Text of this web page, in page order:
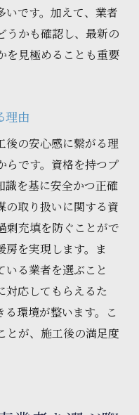
いです。加えて、業者
うかも確認し、最新の
を見極めることも重要
理由
後の安心感に繋がる理
らです。資格を持つプ
識を基に安全かつ正確
の取り扱いに関する資
剰充填を防ぐことがで
房を実現します。ま
いる業者を選ぶこと
対応してもらえるた
環境が整います。こ
とが、施工後の満足度